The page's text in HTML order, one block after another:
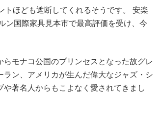
ほども遮断してくれるそうです。 安楽
ン国際家具見本市で最高評価を受け、今
モナコ公国のプリンセスとなった故グレ
ン、アメリカが生んだ偉大なジャズ・シ
著名人からもこよなく愛されてきまし